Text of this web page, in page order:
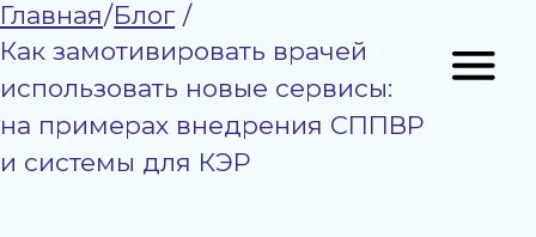
Главная
О компании
Главная/Блог /
использовать новые сервисы:
на примерах внедрения СППВР
и системы для КЭР